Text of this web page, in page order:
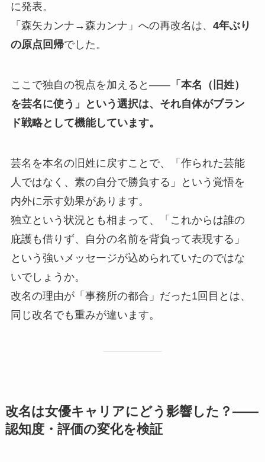
に発表。
「森矢カンナ→森カンナ」への再改名は、 4年ぶり
の原点回帰でした。
ここで独自の視点を加えると——「本名（旧姓）
を芸名に使う」という選択は、それ自体がブラン
ド戦略として機能しています。
芸名を本名の旧姓に戻すことで、「作られた芸能
人ではなく、素の自分で勝負する」という覚悟を
内外に示す効果があります。
独立という状況とも相まって、「これからは誰の
庇護も借りず、自分の名前を背負って表現する」
という強いメッセージが込められていたのではな
いでしょうか。
改名の理由が「事務所の都合」だった1回目とは、
同じ改名でも重みが違います。
改名は女優キャリアにどう影響した？——
認知度・評価の変化を検証